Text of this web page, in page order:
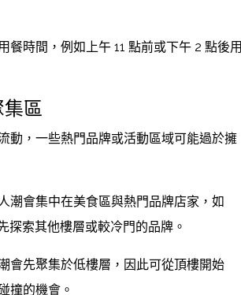
餐時間，例如上午 11 點前或下午 2 點後用
區
動，一些熱門品牌或活動區域可能過於擁
潮會集中在美食區與熱門品牌店家，如
探索其他樓層或較冷門的品牌。
會先聚集於低樓層，因此可從頂樓開始
撞的機會。